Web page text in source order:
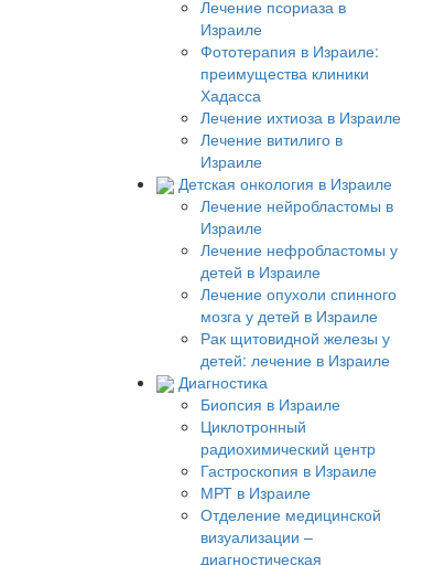
Лечение псориаза в
Израиле
Фототерапия в Израиле:
преимущества клиники
Хадасса
Лечение ихтиоза в Израиле
Лечение витилиго в
Израиле
Детская онкология в Израиле
Лечение нейробластомы в
Израиле
Лечение нефробластомы у
детей в Израиле
Лечение опухоли спинного
мозга у детей в Израиле
Рак щитовидной железы у
детей: лечение в Израиле
Диагностика
Биопсия в Израиле
Циклотронный
радиохимический центр
Гастроскопия в Израиле
МРТ в Израиле
Отделение медицинской
визуализации –
диагностическая